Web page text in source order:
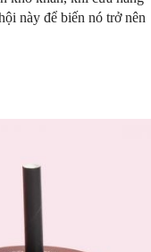
này để biến nó trở nên